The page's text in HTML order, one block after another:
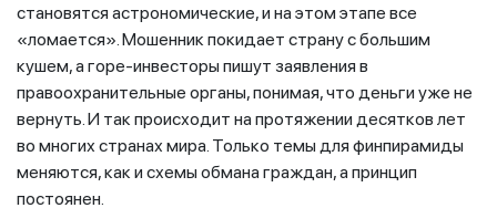
становятся астрономические, и на этом этапе все
«ломается». Мошенник покидает страну с большим
кушем, а горе-инвесторы пишут заявления в
правоохранительные органы, понимая, что деньги уже не
вернуть. И так происходит на протяжении десятков лет
во многих странах мира. Только темы для финпирамиды
меняются, как и схемы обмана граждан, а принцип
постоянен.